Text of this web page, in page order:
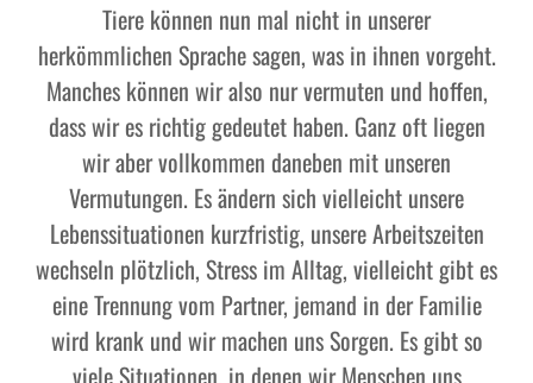
Tiere können nun mal nicht in unserer
herkömmlichen Sprache sagen, was in ihnen vorgeht.
Manches können wir also nur vermuten und hoffen,
dass wir es richtig gedeutet haben. Ganz oft liegen
wir aber vollkommen daneben mit unseren
Vermutungen. Es ändern sich vielleicht unsere
Lebenssituationen kurzfristig, unsere Arbeitszeiten
wechseln plötzlich, Stress im Alltag, vielleicht gibt es
eine Trennung vom Partner, jemand in der Familie
wird krank und wir machen uns Sorgen. Es gibt so